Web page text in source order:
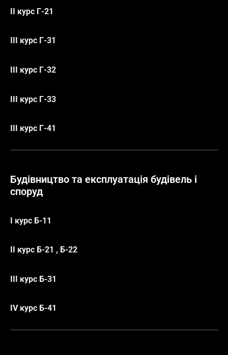
ІІ курс Г-21
ІІІ курс Г-31
ІІІ курс Г-32
ІІІ курс Г-33
ІІІ курс Г-41
Будівництво та експлуатація будівель і
споруд
І курс Б-11
ІІ курс Б-21 , Б-22
ІІІ курс Б-31
ІV курс Б-41